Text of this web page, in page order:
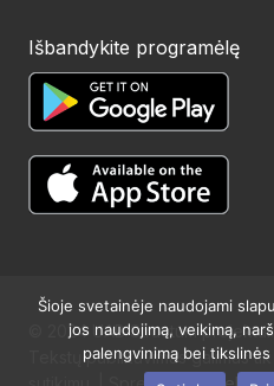
Išbandykite programėlę
© 2024 UAB Structum
Tekstų publikavimas galimas
Šioje svetainėje naudojami
jos naudojimą, veikimą,
palengvinimą bei